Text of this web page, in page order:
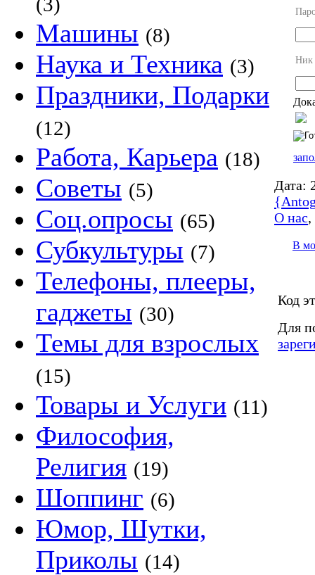
Машины (8)
Наука и Техника (3)
Праздники, Подарки
(12)
Работа, Карьера (18)
Советы (5)
Соц.опросы (65)
Субкультуры (7)
Телефоны, плееры,
гаджеты (30)
Темы для взрослых
(15)
Товары и Услуги (11)
Философия,
Религия (19)
Шоппинг (6)
Юмор, Шутки,
Приколы (14)
Ник
Дата:
О нас
В
Код
Для